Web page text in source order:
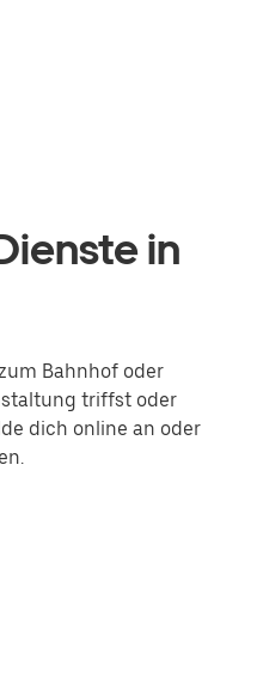
in
Bahnhof oder
triffst oder
dich online an oder